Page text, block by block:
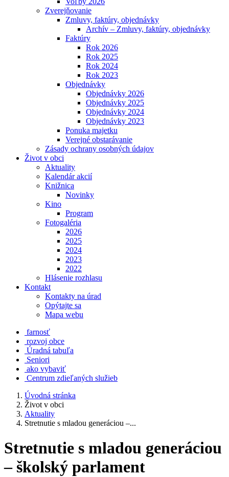
Zverejňovanie
Zmluvy, faktúry, objednávky
Archív – Zmluvy, faktúry, objednávky
Faktúry
Rok 2026
Rok 2025
Rok 2024
Rok 2023
Objednávky
Objednávky 2026
Objednávky 2025
Objednávky 2024
Objednávky 2023
Ponuka majetku
Verejné obstarávanie
Zásady ochrany osobných údajov
Život v obci
Aktuality
Kalendár akcií
Knižnica
Novinky
Kino
Program
Fotogaléria
2026
2025
2024
2023
2022
Hlásenie rozhlasu
Kontakt
Kontakty na úrad
Opýtajte sa
Mapa webu
farnosť
rozvoj obce
Úradná tabuľa
Seniori
ako vybaviť
Centrum zdieľaných služieb
Úvodná stránka
Život v obci
Aktuality
Stretnutie s mladou generáciou –...
Stretnutie s mladou generáciou
– školský parlament